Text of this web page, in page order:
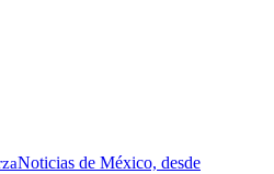
Noticias de México, desde